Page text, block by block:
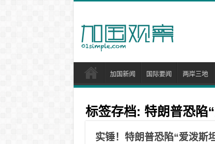
加国新闻 国际要闻 两岸三地
标签存档: 特朗普恐陷
实锤！特朗普恐陷“爱泼斯